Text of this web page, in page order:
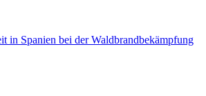
in Spanien bei der Waldbrandbekämpfung